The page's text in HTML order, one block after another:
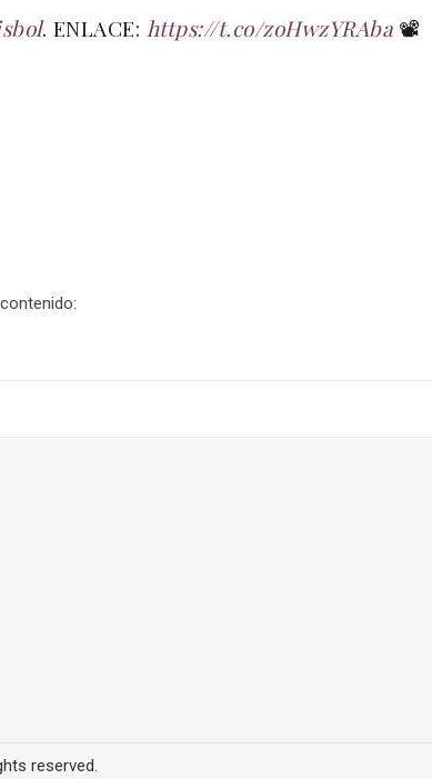
. ENLACE: https://t.co/zoHwzYRAba📽️
reserved.